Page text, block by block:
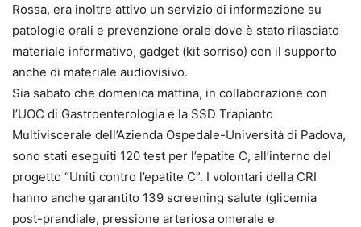
Rossa, era inoltre attivo un servizio di informazione su
patologie orali e prevenzione orale dove è stato rilasciato
materiale informativo, gadget (kit sorriso) con il supporto
anche di materiale audiovisivo.
Sia sabato che domenica mattina, in collaborazione con
l’UOC di Gastroenterologia e la SSD Trapianto
Multiviscerale dell’Azienda Ospedale-Università di Padova,
sono stati eseguiti 120 test per l’epatite C, all’interno del
progetto “Uniti contro l’epatite C”. I volontari della CRI
hanno anche garantito 139 screening salute (glicemia
post-prandiale, pressione arteriosa omerale e